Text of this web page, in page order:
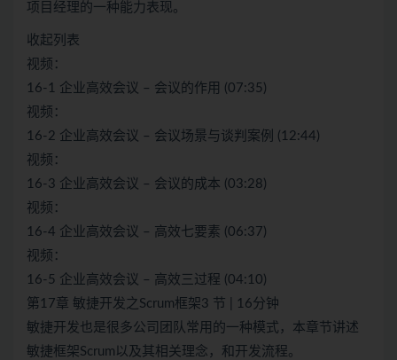
项目经理的一种能力表现。
收起列表
视频：
16-1 企业高效会议 – 会议的作用 (07:35)
视频：
16-2 企业高效会议 – 会议场景与谈判案例 (12:44)
视频：
16-3 企业高效会议 – 会议的成本 (03:28)
视频：
16-4 企业高效会议 – 高效七要素 (06:37)
视频：
16-5 企业高效会议 – 高效三过程 (04:10)
第17章 敏捷开发之Scrum框架3 节 | 16分钟
敏捷开发也是很多公司团队常用的一种模式，本章节讲述
敏捷框架Scrum以及其相关理念，和开发流程。